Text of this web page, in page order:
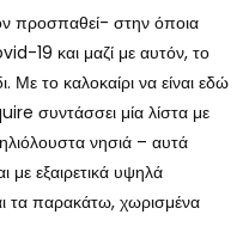
προσπαθεί- στην όποια
19 και μαζί με αυτόν, το
Με το καλοκαίρι να είναι εδώ
συντάσσει μία λίστα με
νησιά – αυτά
με εξαιρετικά υψηλά
τα παρακάτω, χωρισμένα